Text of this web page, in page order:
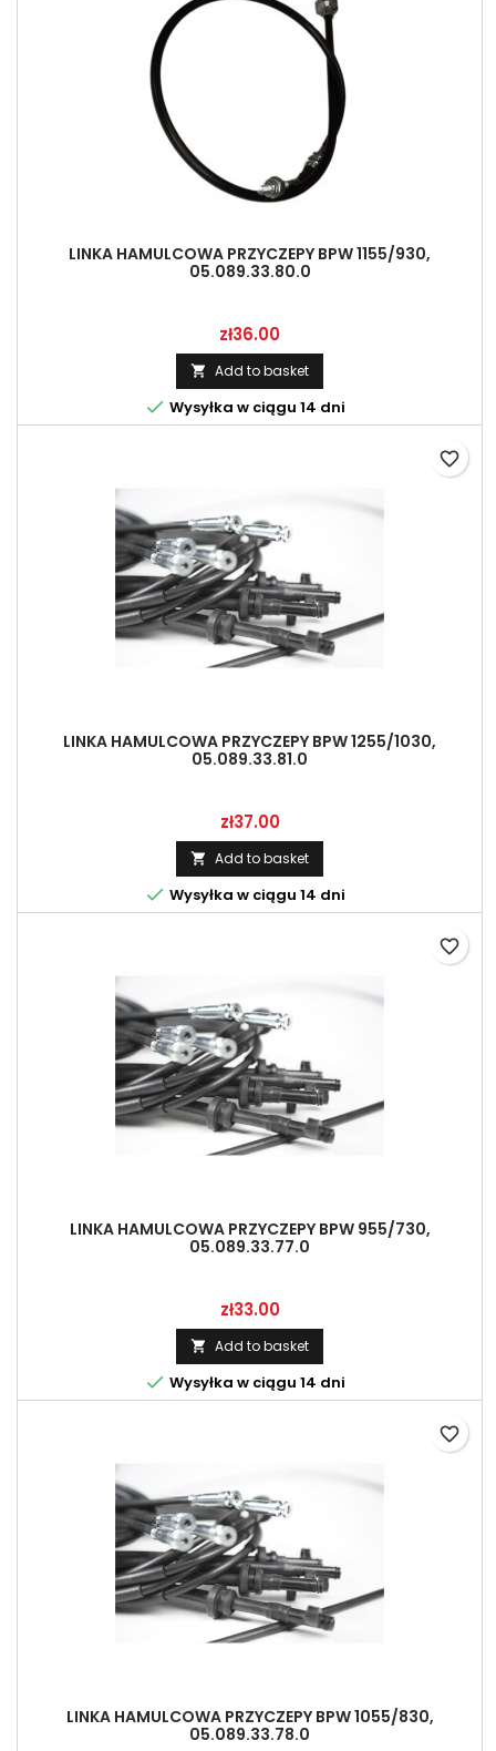
LINKA HAMULCOWA PRZYCZEPY BPW 1155/930,
05.089.33.80.0
Price
zł36.00
 Add to basket
 Wysyłka w ciągu 14 dni
LINKA HAMULCOWA PRZYCZEPY BPW 1255/1030,
05.089.33.81.0
Price
zł37.00
 Add to basket
 Wysyłka w ciągu 14 dni
favorite_border
LINKA HAMULCOWA PRZYCZEPY BPW 955/730,
05.089.33.77.0
Price
zł33.00
 Add to basket
 Wysyłka w ciągu 14 dni
favorite_border
LINKA HAMULCOWA PRZYCZEPY BPW 1055/830,
05.089.33.78.0
favorite_border